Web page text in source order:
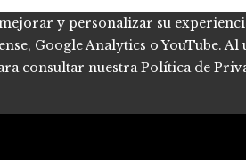
y personalizar su
Google Analytics o YouTube.
consultar nuestra Política de